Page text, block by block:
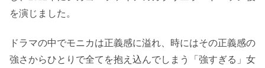
を演じました。
ドラマの中でモニカは正義感に溢れ、時にはその正義感の
強さからひとりで全てを抱え込んでしまう「強すぎる」女